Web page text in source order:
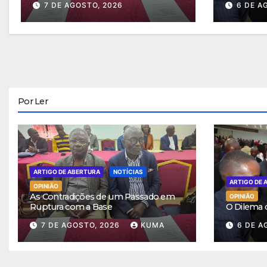
7 DE AGOSTO, 2026 6 DE
Por Ler
ARTIGO DE ABERTURA
NOTÍCIAS
OPINIÃO
As Contradições de um Passado em
Ruptura com a Base
7 DE AGOSTO, 2026 KUMA
ARTIGO DE
OPINIÃO
O Dilema
6 DE